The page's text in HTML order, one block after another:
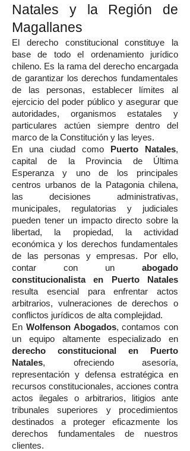
Natales y la Región de
Magallanes
El derecho constitucional constituye la
base de todo el ordenamiento jurídico
chileno. Es la rama del derecho encargada
de garantizar los derechos fundamentales
de las personas, establecer límites al
ejercicio del poder público y asegurar que
autoridades, organismos estatales y
particulares actúen siempre dentro del
marco de la Constitución y las leyes.
En una ciudad como
Puerto Natales,
capital de la Provincia de Última
Esperanza y uno de los principales
centros urbanos de la Patagonia chilena,
las decisiones administrativas,
municipales, regulatorias y judiciales
pueden tener un impacto directo sobre la
libertad, la propiedad, la actividad
económica y los derechos fundamentales
de las personas y empresas. Por ello,
contar con un abogado
constitucionalista en Puerto Natales
resulta esencial para enfrentar actos
arbitrarios, vulneraciones de derechos o
conflictos jurídicos de alta complejidad.
En Wolfenson Abogados, contamos con
un equipo altamente especializado en
derecho constitucional en Puerto
Natales, ofreciendo asesoría,
representación y defensa estratégica en
recursos constitucionales, acciones contra
actos ilegales o arbitrarios, litigios ante
tribunales superiores y procedimientos
destinados a proteger eficazmente los
derechos fundamentales de nuestros
clientes.